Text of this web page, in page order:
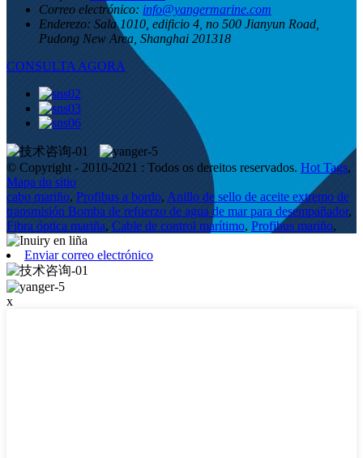
Correo electrónico: info@yangermarine.com
Enderezo: Sala 1010, edificio 4, no 500 Jianyun Road,
Pudong New Area, Shanghai 201318
CONSULTA AGORA
© Copyright - 2010-2021 : Todos os dereitos reservados. Hot Tags,
Mapa do sitio
cabo mariño, Profibus a bordo, Anillo de sello de aceite extremo de
transmisión Bomba de refuerzo de agua de mar para desempañador,
Fibra óptica mariña, Cable de control marítimo, Profibus mariño,
Enviar correo electrónico
x